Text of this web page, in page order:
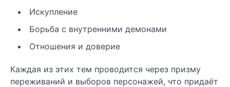
Искупление
Борьба с внутренними демонами
Отношения и доверие
Каждая из этих тем проводится через призму
переживаний и выборов персонажей, что придаёт